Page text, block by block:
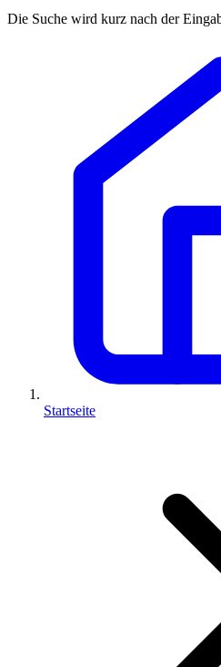
Die Suche wird kurz nach der
Startseite